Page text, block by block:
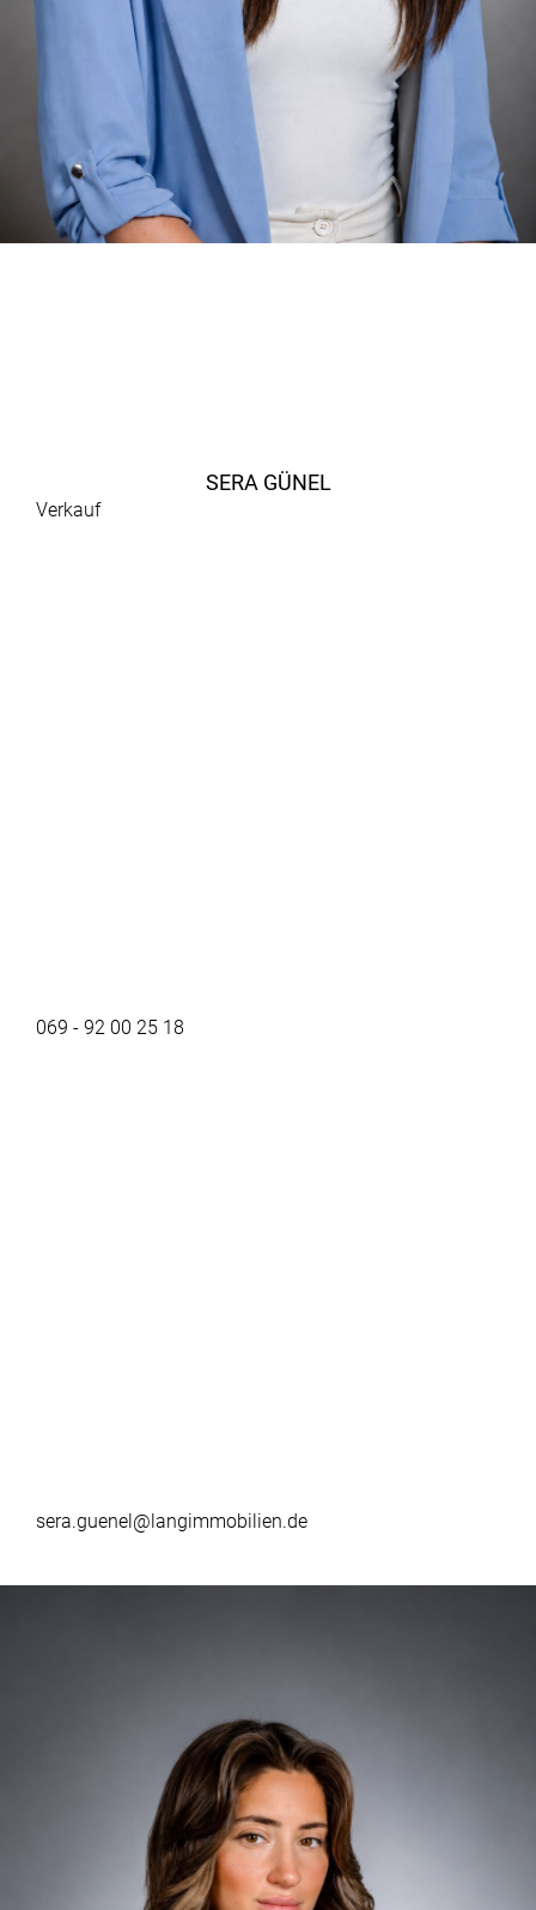
SERA GÜNEL
Verkauf
069 - 92 00 25 18
sera.guenel@langimmobilien.de